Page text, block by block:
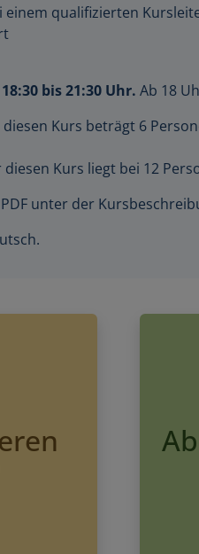
einem qualifizierten
18:30 bis 21:30 Uhr. Ab 18
Kurs beträgt 6
Kurs liegt bei 12
unter der